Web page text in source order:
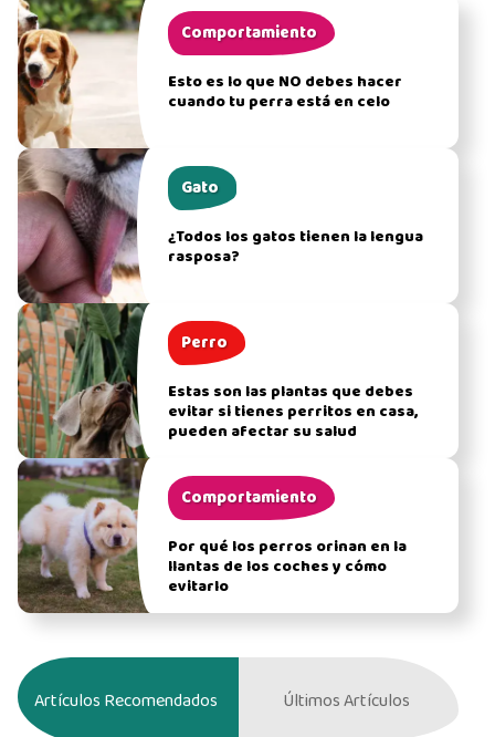
Comportamiento
Esto es lo que NO debes hacer
cuando tu perra está en celo
Gato
¿Todos los gatos tienen la lengua
rasposa?
Perro
Estas son las plantas que debes
evitar si tienes perritos en casa,
pueden afectar su salud
Comportamiento
Por qué los perros orinan en la
llantas de los coches y cómo
evitarlo
Artículos Recomendados Últimos Artículos